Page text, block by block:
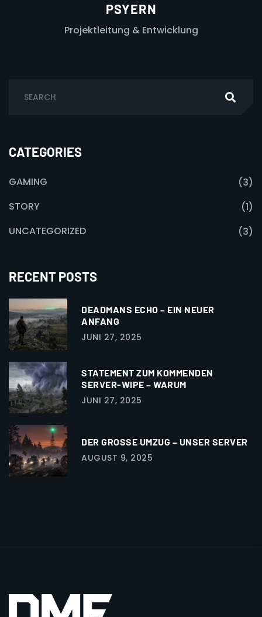
PSYERN
Projektleitung & Entwicklung
CATEGORIES
GAMING
(3)
STORY
(1)
UNCATEGORIZED
(3)
RECENT POSTS
DEADMANS ECHO – EIN NEUER
ANFANG
JUNI 27, 2025
STATEMENT ZUM KOMMENDEN
SERVER-WIPE – WARUM
JUNI 27, 2025
DER GROSSE UMZUG – UNSER SERVER
AUGUST 9, 2025